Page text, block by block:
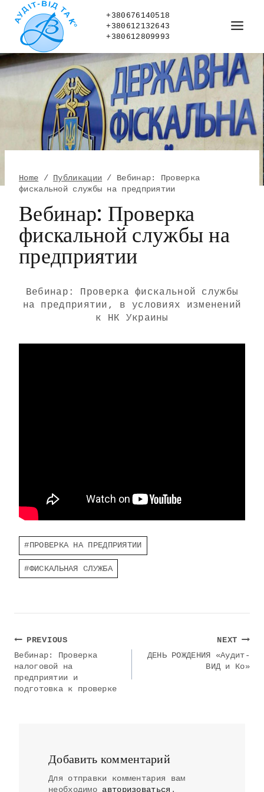
content
+380676140518
+380612132643
+380612809993
Home / Публикации /
Вебинар: Проверка
фискальной службы на предприятии
Вебинар: Проверка
фискальной службы на
предприятии
Вебинар: Проверка фискальной службы
на предприятии, в условиях изменений
к НК Украины
Post
Tags:
#ПРОВЕРКА НА ПРЕДПРИЯТИИ
#ФИСКАЛЬНАЯ СЛУЖБА
Навигация
по
записям
PREVIOUS
Вебинар: Проверка
налоговой на
предприятии и
подготовка к проверке
NEXT
ДЕНЬ РОЖДЕНИЯ «Аудит-
ВИД и Ко»
Добавить комментарий
Для отправки комментария вам
необходимо авторизоваться .